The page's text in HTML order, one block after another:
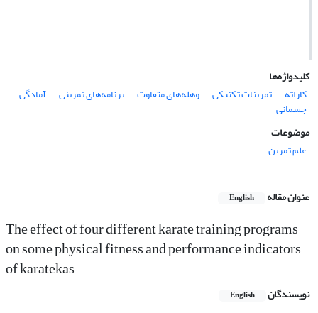
کلیدواژه‌ها
کاراته
تمرینات تکنیکی وهله‌های متفاوت برنامه‌های تمرینی آمادگی
جسمانی
موضوعات
علم تمرین
عنوان مقاله English
The effect of four different karate training programs
on some physical fitness and performance indicators
of karatekas
نویسندگان English